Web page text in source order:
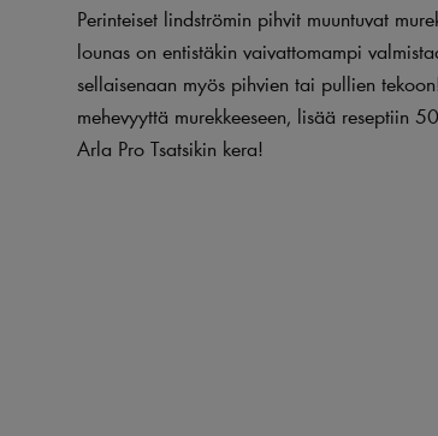
Perinteiset lindströmin pihvit muuntuvat
lounas on entistäkin vaivattomampi
sellaisenaan myös pihvien tai pullien tekoon!
mehevyyttä murekkeeseen, lisää reseptiin
Arla Pro Tsatsikin kera!